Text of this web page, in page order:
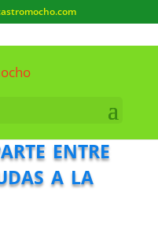
entre
a la